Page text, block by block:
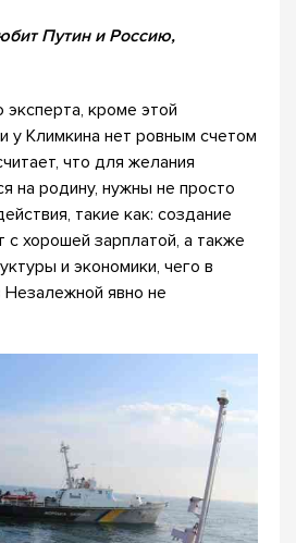
Путин и Россию,
кроме этой
у Климкина нет ровным счетом
что для желания
на родину, нужны не просто
такие как: создание
с хорошей зарплатой, а также
и экономики, чего в
явно не